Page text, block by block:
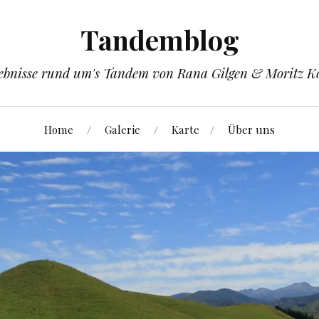
Tandemblog
rund um's Tandem von Rana Gilgen & Moritz
Home Galerie Karte Über uns